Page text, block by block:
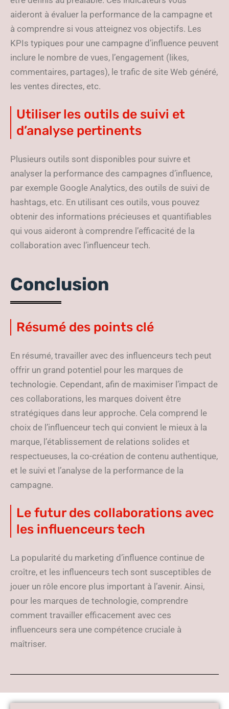
aideront à évaluer la performance de la campagne et
à comprendre si vous atteignez vos objectifs. Les
KPIs typiques pour une campagne d’influence peuvent
inclure le nombre de vues, l’engagement (likes,
commentaires, partages), le trafic de site Web généré,
les ventes directes, etc.
Utiliser les outils de suivi et
d’analyse pertinents
Plusieurs outils sont disponibles pour suivre et
analyser la performance des campagnes d’influence,
par exemple Google Analytics, des outils de suivi de
hashtags, etc. En utilisant ces outils, vous pouvez
obtenir des informations précieuses et quantifiables
qui vous aideront à comprendre l’efficacité de la
collaboration avec l’influenceur tech.
Conclusion
Résumé des points clé
En résumé, travailler avec des influenceurs tech peut
offrir un grand potentiel pour les marques de
technologie. Cependant, afin de maximiser l’impact de
ces collaborations, les marques doivent être
stratégiques dans leur approche. Cela comprend le
choix de l’influenceur tech qui convient le mieux à la
marque, l’établissement de relations solides et
respectueuses, la co-création de contenu authentique,
et le suivi et l’analyse de la performance de la
campagne.
Le futur des collaborations avec
les influenceurs tech
La popularité du marketing d’influence continue de
croître, et les influenceurs tech sont susceptibles de
jouer un rôle encore plus important à l’avenir. Ainsi,
pour les marques de technologie, comprendre
comment travailler efficacement avec ces
influenceurs sera une compétence cruciale à
maîtriser.